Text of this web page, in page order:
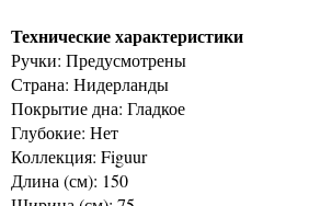
Технические характеристики
Ручки: Предусмотрены
Страна: Нидерланды
Покрытие дна: Гладкое
Глубокие: Нет
Коллекция: Figuur
Длина (см): 150